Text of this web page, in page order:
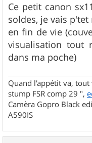
Ce petit canon
soldes, je vais
en fin de vie
visualisation tout
dans ma poche)
Quand l'appétit va, tout
stump FSR comp 29 ",
Camèra Gopro Black
A590IS